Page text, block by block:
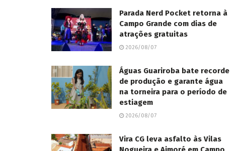
Parada Nerd Pocket retorna à
Campo Grande com dias de
atrações gratuitas
2026/08/07
Águas Guariroba bate recorde
de produção e garante água
na torneira para o período de
estiagem
2026/08/07
Vira CG leva asfalto às Vilas